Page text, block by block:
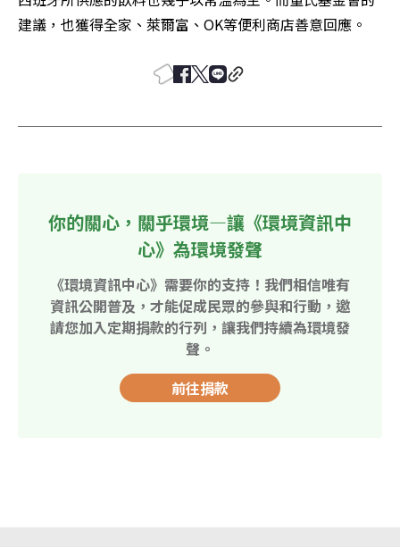
建議，也獲得全家、萊爾富、OK等便利商店善意回應。
你的關心，關乎環境—讓《環境資訊中
心》為環境發聲
《環境資訊中心》需要你的支持！我們相信唯有
資訊公開普及，才能促成民眾的參與和行動，邀
請您加入定期捐款的行列，讓我們持續為環境發
聲。
前往捐款